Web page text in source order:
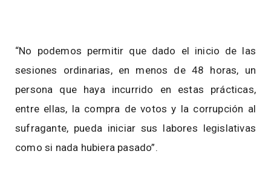
“No podemos permitir que dado el inicio de las
sesiones ordinarias, en menos de 48 horas, un
persona que haya incurrido en estas prácticas,
entre ellas, la compra de votos y la corrupción al
sufragante, pueda iniciar sus labores legislativas
como si nada hubiera pasado”.